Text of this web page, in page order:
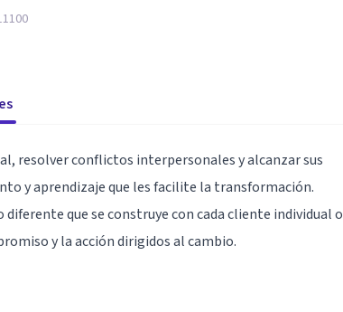
resolver conflictos interpersonales y alcanzar sus
y aprendizaje que les facilite la transformación.
que se construye con cada cliente individual o
y la acción dirigidos al cambio.